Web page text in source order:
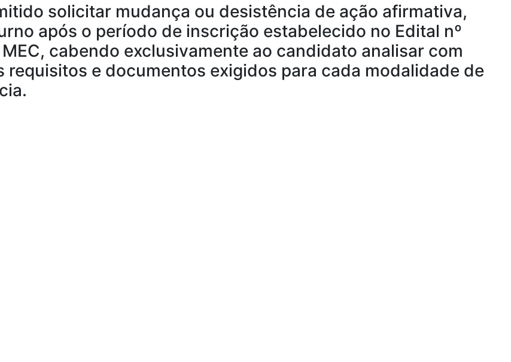
solicitar mudança ou desistência de ação afirmativa,
após o período de inscrição estabelecido no Edital nº
cabendo exclusivamente ao candidato analisar com
requisitos e documentos exigidos para cada modalidade de